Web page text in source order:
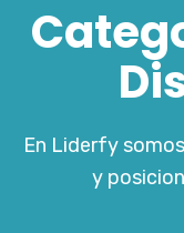
En Liderfy
y